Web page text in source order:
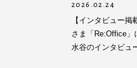
2026.02.24
【インタビュー
さま「Re:Office」
水谷のインタビュ